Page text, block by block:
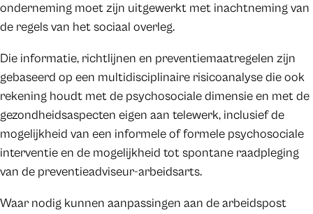
onderneming moet zijn uitgewerkt met inachtneming van
de regels van het sociaal overleg.
Die informatie, richtlijnen en preventiemaatregelen zijn
gebaseerd op een multidisciplinaire risicoanalyse die ook
rekening houdt met de psychosociale dimensie en met de
gezondheidsaspecten eigen aan telewerk, inclusief de
mogelijkheid van een informele of formele psychosociale
interventie en de mogelijkheid tot spontane raadpleging
van de preventieadviseur-arbeidsarts.
Waar nodig kunnen aanpassingen aan de arbeidspost